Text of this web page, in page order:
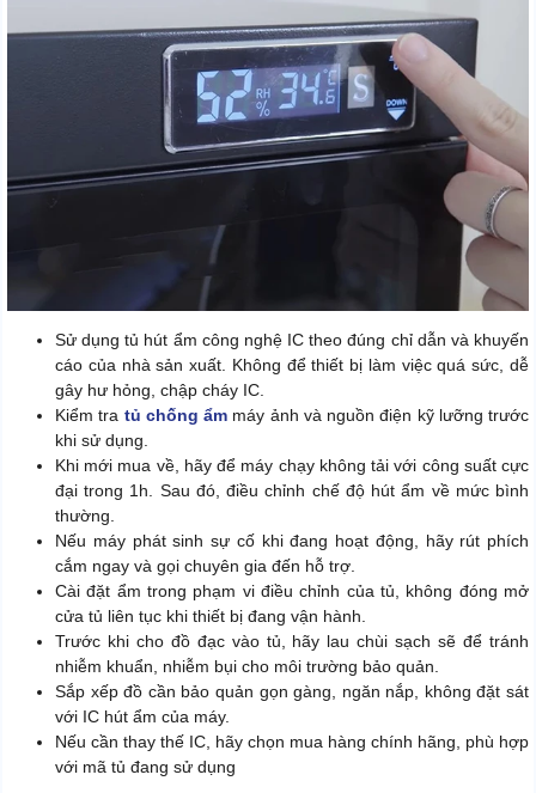
Sử dụng tủ hút ẩm công nghệ IC theo đúng chỉ dẫn và khuyến
cáo của nhà sản xuất. Không để thiết bị làm việc quá sức, dễ
gây hư hỏng, chập cháy IC.
Kiểm tra tủ chống ẩm máy ảnh và nguồn điện kỹ lưỡng trước
khi sử dụng.
Khi mới mua về, hãy để máy chạy không tải với công suất cực
đại trong 1h. Sau đó, điều chỉnh chế độ hút ẩm về mức bình
thường.
Nếu máy phát sinh sự cố khi đang hoạt động, hãy rút phích
cắm ngay và gọi chuyên gia đến hỗ trợ.
Cài đặt ẩm trong phạm vi điều chỉnh của tủ, không đóng mở
cửa tủ liên tục khi thiết bị đang vận hành.
Trước khi cho đồ đạc vào tủ, hãy lau chùi sạch sẽ để tránh
nhiễm khuẩn, nhiễm bụi cho môi trường bảo quản.
Sắp xếp đồ cần bảo quản gọn gàng, ngăn nắp, không đặt sát
với IC hút ẩm của máy.
Nếu cần thay thế IC, hãy chọn mua hàng chính hãng, phù hợp
với mã tủ đang sử dụng